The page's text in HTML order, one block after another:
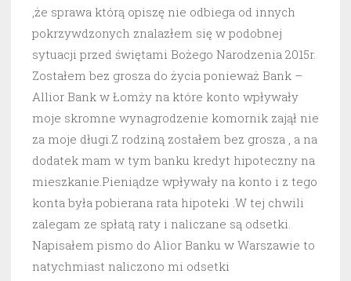
,że sprawa którą opiszę nie odbiega od innych
pokrzywdzonych znalazłem się w podobnej
sytuacji przed świętami Bożego Narodzenia 2015r.
Zostałem bez grosza do życia ponieważ Bank –
Allior Bank w Łomży na które konto wpływały
moje skromne wynagrodzenie komornik zajął nie
za moje długi.Z rodziną zostałem bez grosza , a na
dodatek mam w tym banku kredyt hipoteczny na
mieszkanie.Pieniądze wpływały na konto i z tego
konta była pobierana rata hipoteki .W tej chwili
zalegam ze spłatą raty i naliczane są odsetki.
Napisałem pismo do Alior Banku w Warszawie to
natychmiast naliczono mi odsetki